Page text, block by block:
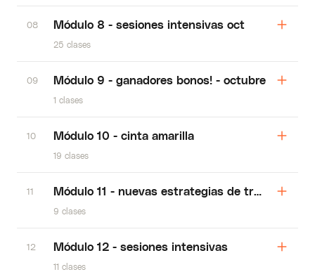
08 Módulo 8 - sesiones intensivas oct
25 clases
09 Módulo 9 - ganadores bonos! - octubre
1 clases
10 Módulo 10 - cinta amarilla
19 clases
11 Módulo 11 - nuevas estrategias de tráfico
9 clases
12 Módulo 12 - sesiones intensivas
11 clases